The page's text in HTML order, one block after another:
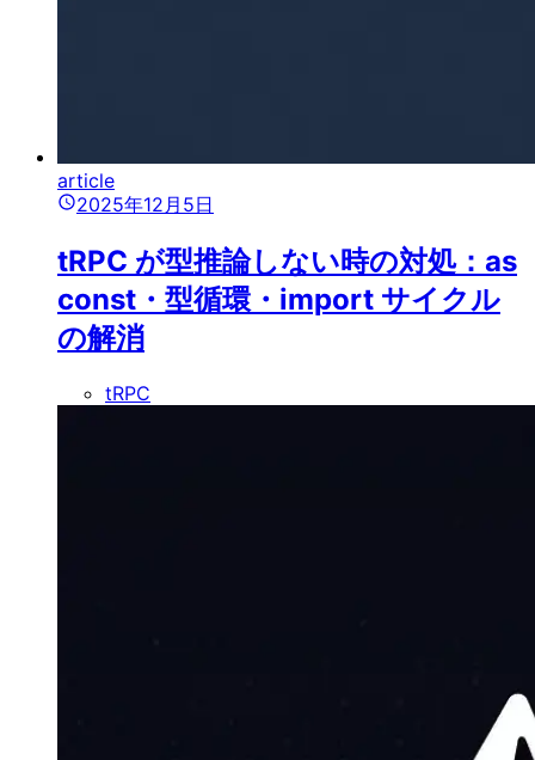
article
2025年12月5日
tRPC が型推論しない時の対処：as
const・型循環・import サイクル
の解消
tRPC